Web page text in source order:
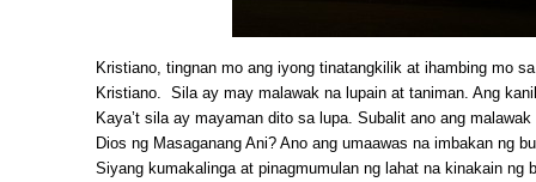
Kristiano, tingnan mo ang iyong tinatangkilik at ihambing mo
Kristiano. Sila ay may malawak na lupain at taniman. Ang
Kaya’t sila ay mayaman dito sa lupa. Subalit ano ang
Dios ng Masaganang Ani? Ano ang umaawas na imbakan ng
Siyang kumakalinga at pinagmumulan ng lahat na kinakain ng